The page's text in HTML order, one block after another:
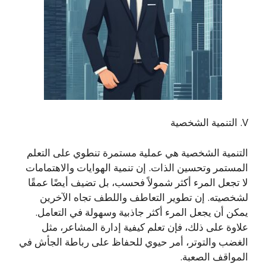
V. التنمية الشخصية
التنمية الشخصية هي عملية مستمرة تنطوي على التعلم
المستمر وتحسين الذات. إن تنمية الهوايات والاهتمامات
لا تجعل المرء أكثر شمولاً فحسب، بل تضيف أيضًا عمقًا
لشخصيته. إن تطوير التعاطف واللطف تجاه الآخرين
يمكن أن يجعل المرء أكثر جاذبية وسهولة في التعامل.
علاوة على ذلك، فإن تعلم كيفية إدارة المشاعر، مثل
الغضب والتوتر، أمر حيوي للحفاظ على رباطة الجأش في
المواقف الصعبة.